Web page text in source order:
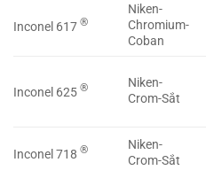
Inconel 617 ®
Niken-
Chromium-
Coban
Inconel 625 ®
Niken-
Crom-Sắt
Inconel 718 ®
Niken-
Crom-Sắt